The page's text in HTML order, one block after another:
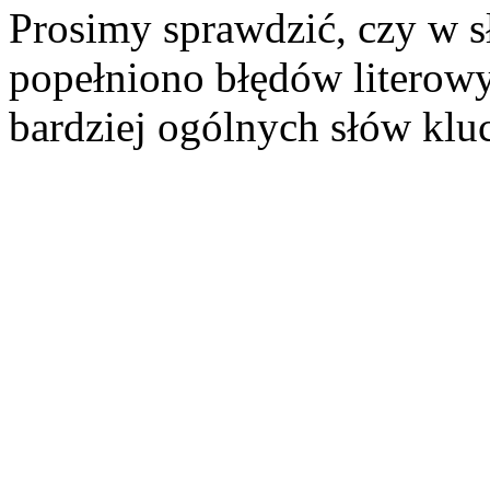
Prosimy sprawdzić, czy w
popełniono błędów
bardziej ogólnych słów